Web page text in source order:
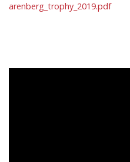
arenberg_trophy_2019.pdf